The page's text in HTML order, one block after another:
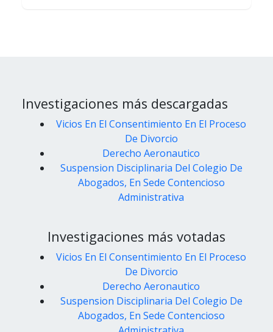
Investigaciones más descargadas
Vicios En El Consentimiento En El Proceso
De Divorcio
Derecho Aeronautico
Suspension Disciplinaria Del Colegio De
Abogados, En Sede Contencioso
Administrativa
Investigaciones más votadas
Vicios En El Consentimiento En El Proceso
De Divorcio
Derecho Aeronautico
Suspension Disciplinaria Del Colegio De
Abogados, En Sede Contencioso